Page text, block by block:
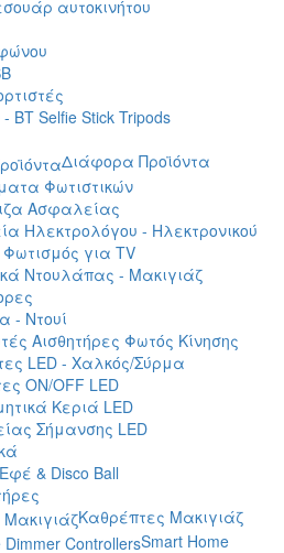
αυτοκινήτου
BT Selfie Stick Tripods
Διάφορα Προϊόντα
Φωτιστικών
Ασφαλείας
Ηλεκτρολόγου - Ηλεκτρονικού
για TV
Ντουλάπας - Μακιγιάζ
- Ντουί
Αισθητήρες Φωτός Κίνησης
LED - Χαλκός/Σύρμα
ON/OFF LED
Κεριά LED
Σήμανσης LED
& Disco Ball
Καθρέπτες Μακιγιάζ
Smart Home